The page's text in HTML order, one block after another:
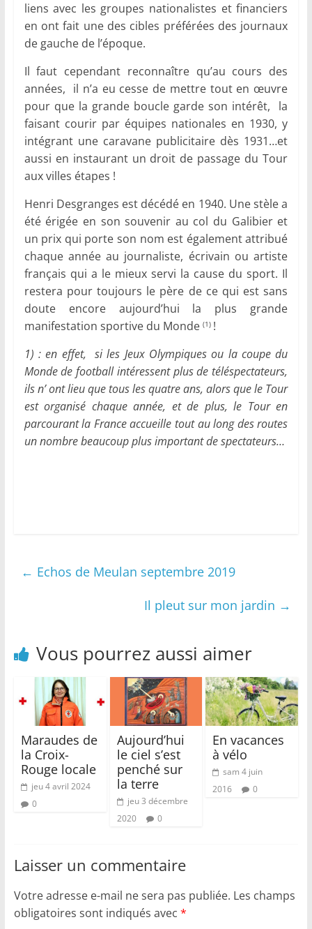
liens avec les groupes nationalistes et financiers
en ont fait une des cibles préférées des journaux
de gauche de l’époque.
Il faut cependant reconnaître qu’au cours des
années, il n’a eu cesse de mettre tout en œuvre
pour que la grande boucle garde son intérêt, la
faisant courir par équipes nationales en 1930, y
intégrant une caravane publicitaire dès 1931…et
aussi en instaurant un droit de passage du Tour
aux villes étapes !
Henri Desgranges est décédé en 1940. Une stèle a
été érigée en son souvenir au col du Galibier et
un prix qui porte son nom est également attribué
chaque année au journaliste, écrivain ou artiste
français qui a le mieux servi la cause du sport. Il
restera pour toujours le père de ce qui est sans
doute encore aujourd’hui la plus grande
manifestation sportive du Monde (1) !
1) : en effet, si les Jeux Olympiques ou la coupe du
Monde de football intéressent plus de téléspectateurs,
ils n’ ont lieu que tous les quatre ans, alors que le Tour
est organisé chaque année, et de plus, le Tour en
parcourant la France accueille tout au long des routes
un nombre beaucoup plus important de spectateurs…
← Echos de Meulan septembre 2019
Il pleut sur mon jardin →
Vous pourrez aussi aimer
Maraudes de
la Croix-
Rouge locale
jeu 4 avril 2024
0
Aujourd’hui
le ciel s’est
penché sur
la terre
jeu 3 décembre
2020
0
En vacances
à vélo
sam 4 juin
2016
0
Laisser un commentaire
Votre adresse e-mail ne sera pas publiée. Les champs
obligatoires sont indiqués avec *